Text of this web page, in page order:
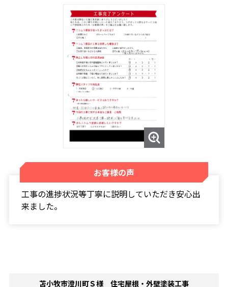
お客様の声
工事の進捗状況等丁寧に説明していただき安心出
来ました。
苫小牧市澄川町Ｓ様 住宅屋根・外壁塗装工事